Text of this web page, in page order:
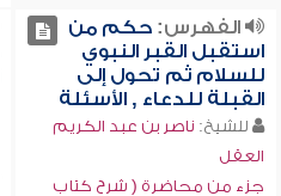
الفهرس:حكم من
استقبل القبر النبوي
للسلام ثم تحول إلى
القبلة للدعاء , الأسئلة
للشيخ: ناصر بن عبد الكريم
العقل
جزء من محاضرة ( شرح كتاب